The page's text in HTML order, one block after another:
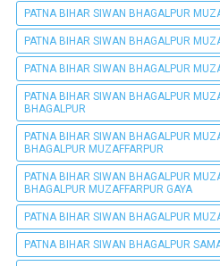
PATNA BIHAR SIWAN BHAGALPUR
PATNA BIHAR SIWAN BHAGALPUR
PATNA BIHAR SIWAN BHAGALPUR
PATNA BIHAR SIWAN BHAGALPUR
BHAGALPUR
PATNA BIHAR SIWAN BHAGALPUR
BHAGALPUR MUZAFFARPUR
PATNA BIHAR SIWAN BHAGALPUR
BHAGALPUR MUZAFFARPUR GAYA
PATNA BIHAR SIWAN BHAGALPUR
PATNA BIHAR SIWAN BHAGALPUR